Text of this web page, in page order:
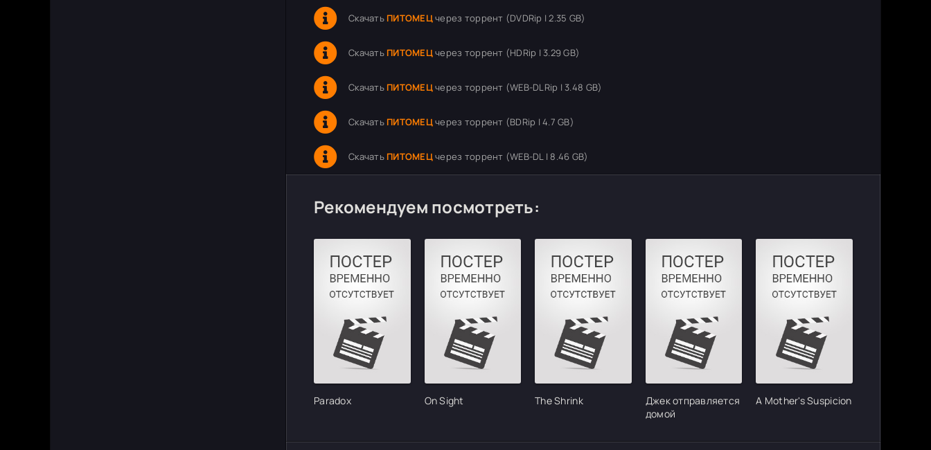
Скачать ПИТОМЕЦчерез торрент (DVDRip | 2.35 GB)
Скачать ПИТОМЕЦчерез торрент (HDRip | 3.29 GB)
Скачать ПИТОМЕЦчерез торрент (WEB-DLRip | 3.48 GB)
Скачать ПИТОМЕЦчерез торрент (BDRip | 4.7 GB)
Скачать ПИТОМЕЦчерез торрент (WEB-DL | 8.46 GB)
Рекомендуем посмотреть:
Paradox On Sight The Shrink
Джек отправляется
домой
A Mother's Suspicion